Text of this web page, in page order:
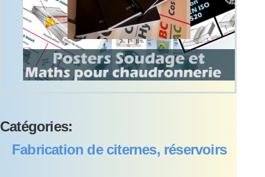
Catégories:
Fabrication de citernes, réservoirs